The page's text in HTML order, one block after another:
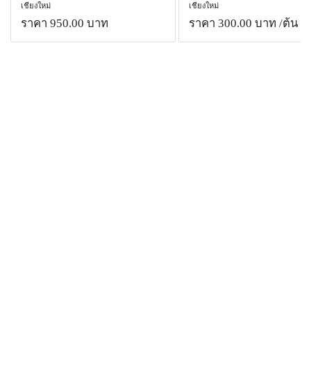
เชียงใหม่
ราคา 950.00 บาท
เชียงใหม่
ราคา 300.00 บาท /ต้น